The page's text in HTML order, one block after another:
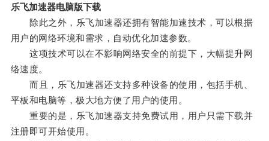
乐飞加速器电脑版下载
除此之外，乐飞加速器还拥有智能加速技术，可以根据
用户的网络环境和需求，自动优化加速参数。
这项技术可以在不影响网络安全的前提下，大幅提升网
络速度。
而且，乐飞加速器还支持多种设备的使用，包括手机、
平板和电脑等，极大地方便了用户的使用。
重要的是，乐飞加速器支持免费试用，用户只需下载并
注册即可开始使用。